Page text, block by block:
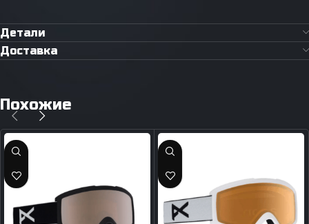
Детали
Доставка
Похожие